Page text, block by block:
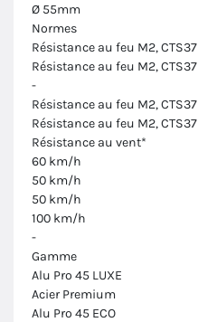
Ø 55mm
Normes
Résistance au feu M2, CTS37
Résistance au feu M2, CTS37
-
Résistance au feu M2, CTS37
Résistance au feu M2, CTS37
Résistance au vent*
60 km/h
50 km/h
50 km/h
100 km/h
-
Gamme
Alu Pro 45 LUXE
Acier Premium
Alu Pro 45 ECO